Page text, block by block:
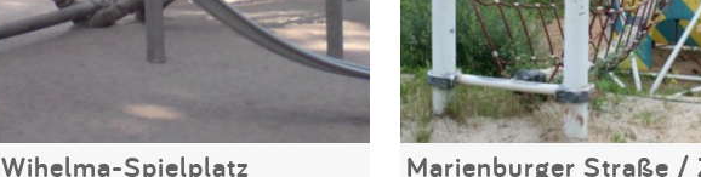
Wihelma-Spielplatz